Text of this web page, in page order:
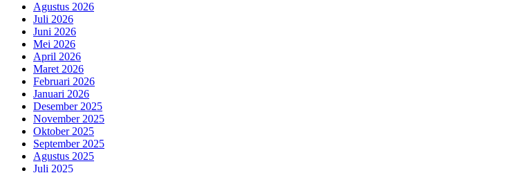
Agustus 2026
Juli 2026
Juni 2026
Mei 2026
April 2026
Maret 2026
Februari 2026
Januari 2026
Desember 2025
November 2025
Oktober 2025
September 2025
Agustus 2025
Juli 2025